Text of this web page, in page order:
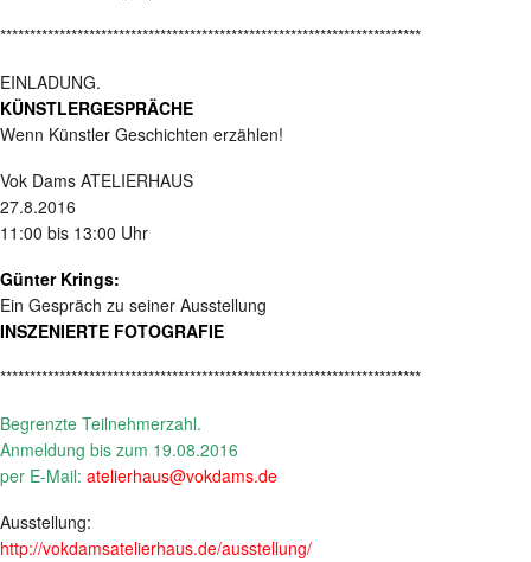
***********************************************************************
EINLADUNG.
KÜNSTLERGESPRÄCHE
Wenn Künstler Geschichten erzählen!
Vok Dams ATELIERHAUS
27.8.2016
11:00 bis 13:00 Uhr
Günter Krings:
Ein Gespräch zu seiner Ausstellung
INSZENIERTE FOTOGRAFIE
***********************************************************************
Begrenzte Teilnehmerzahl.
Anmeldung bis zum 19.08.2016
per E-Mail: atelierhaus@vokdams.de
Ausstellung:
http://vokdamsatelierhaus.de/ausstellung/